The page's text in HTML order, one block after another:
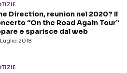
2018
Direction, reunion nel 2020? Il
“On the Road Again Tour”
e sparisce dal web